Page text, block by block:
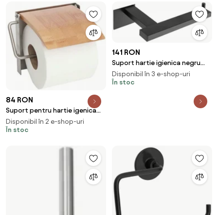
84 RON
Suport pentru hartie igenica
din bambus 390227
Disponibil în 2 e-shop-uri
În stoc
141 RON
Suport hartie igienica negru
mat 392599
Disponibil în 3 e-shop-uri
În stoc